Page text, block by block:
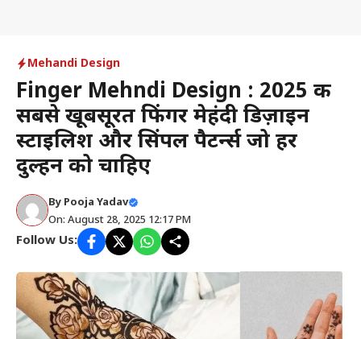
Mehandi Design
Finger Mehndi Design : 2025 की
सबसे खूबसूरत फिंगर मेहंदी डिज़ाइन
स्टाइलिश और सिंपल पैटर्न्स जो हर
दुल्हन को चाहिए
By Pooja Yadav
On: August 28, 2025 12:17 PM
Follow Us: